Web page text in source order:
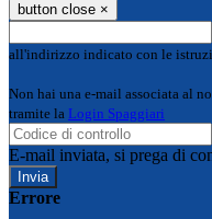
button close ×
all'indirizzo indicato con le
Non hai una e-mail associata al
tramite la Login Spaggiari
E-mail inviata, si prega di
Errore